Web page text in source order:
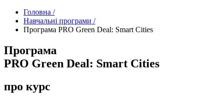
Головна /
Навчальні програми /
Програма PRO Green Deal: Smart Cities
Програма
PRO Green Deal: Smart Cities
про курс